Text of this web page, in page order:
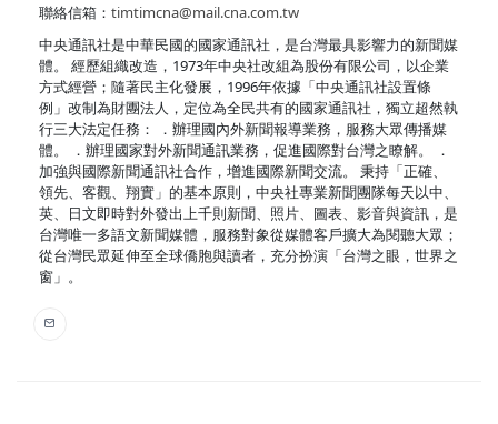
聯絡信箱： timtimcna@mail.cna.com.tw
中央通訊社是中華民國的國家通訊社，是台灣最具影響力的新聞媒
體。 經歷組織改造，1973年中央社改組為股份有限公司，以企業
方式經營；隨著民主化發展，1996年依據「中央通訊社設置條
例」改制為財團法人，定位為全民共有的國家通訊社，獨立超然執
行三大法定任務： ．辦理國內外新聞報導業務，服務大眾傳播媒
體。 ．辦理國家對外新聞通訊業務，促進國際對台灣之瞭解。 ．
加強與國際新聞通訊社合作，增進國際新聞交流。 秉持「正確、
領先、客觀、翔實」的基本原則，中央社專業新聞團隊每天以中、
英、日文即時對外發出上千則新聞、照片、圖表、影音與資訊，是
台灣唯一多語文新聞媒體，服務對象從媒體客戶擴大為閱聽大眾；
從台灣民眾延伸至全球僑胞與讀者，充分扮演「台灣之眼，世界之
窗」。